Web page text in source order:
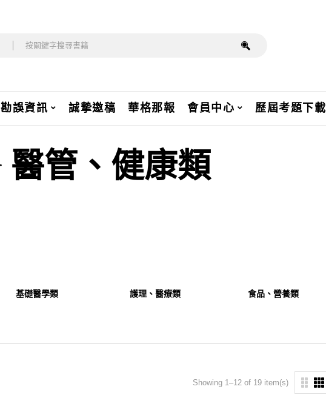
勘誤資訊 誠摯邀稿 華格那報 會員中心 歷屆考題下載
醫管、健康類
基礎醫學類 護理、醫療類 食品、營養類
Showing 1–12 of 19 item(s)